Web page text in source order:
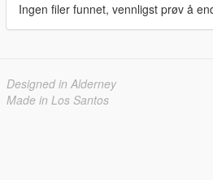
Ingen filer funnet, vennligst prøv å
Designed in Alderney
Made in Los Santos